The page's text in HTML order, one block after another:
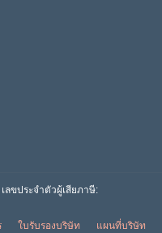
ขประจำตัวผู้เสียภาษี:
ใบรับรองบริษัท แผนที่บริษัท